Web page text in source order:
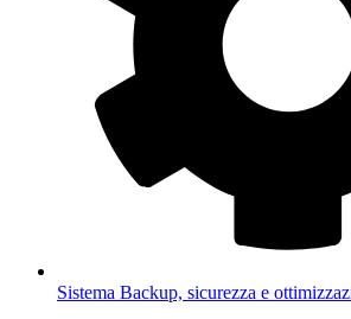
Sistema Backup, sicurezza e